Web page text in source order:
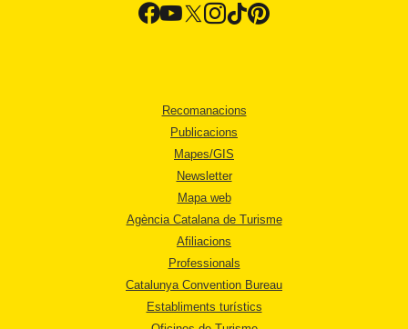
Recomanacions
Publicacions
Mapes/GIS
Newsletter
Mapa web
Agència Catalana de Turisme
Afiliacions
Professionals
Catalunya Convention Bureau
Establiments turístics